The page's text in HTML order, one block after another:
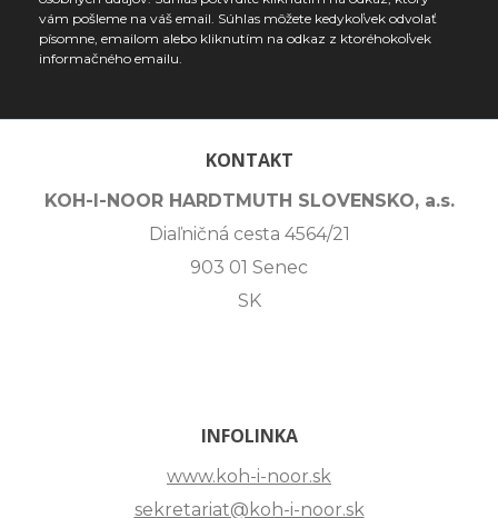
vám pošleme na váš email. Súhlas môžete kedykoľvek odvolať
písomne, emailom alebo kliknutím na odkaz z ktoréhokoľvek
informačného emailu.
KONTAKT
KOH-I-NOOR HARDTMUTH SLOVENSKO, a.s.
Diaľničná cesta 4564/21
903 01 Senec
SK
INFOLINKA
www.koh-i-noor.sk
sekretariat@koh-i-noor.sk